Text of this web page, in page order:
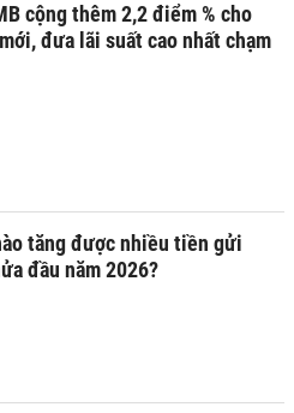
cộng thêm 2,2 điểm % cho
đưa lãi suất cao nhất chạm
tăng được nhiều tiền gửi
đầu năm 2026?